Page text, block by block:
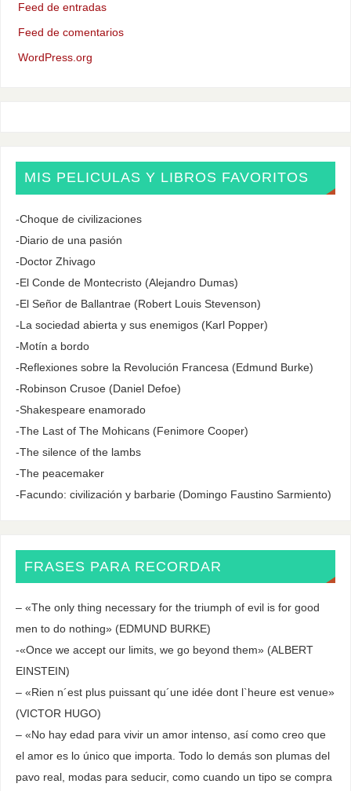
Feed de entradas
Feed de comentarios
WordPress.org
MIS PELICULAS Y LIBROS FAVORITOS
-Choque de civilizaciones
-Diario de una pasión
-Doctor Zhivago
-El Conde de Montecristo (Alejandro Dumas)
-El Señor de Ballantrae (Robert Louis Stevenson)
-La sociedad abierta y sus enemigos (Karl Popper)
-Motín a bordo
-Reflexiones sobre la Revolución Francesa (Edmund Burke)
-Robinson Crusoe (Daniel Defoe)
-Shakespeare enamorado
-The Last of The Mohicans (Fenimore Cooper)
-The silence of the lambs
-The peacemaker
-Facundo: civilización y barbarie (Domingo Faustino Sarmiento)
FRASES PARA RECORDAR
– «The only thing necessary for the triumph of evil is for good
men to do nothing» (EDMUND BURKE)
-«Once we accept our limits, we go beyond them» (ALBERT
EINSTEIN)
– «Rien n´est plus puissant qu´une idée dont l`heure est venue»
(VICTOR HUGO)
– «No hay edad para vivir un amor intenso, así como creo que
el amor es lo único que importa. Todo lo demás son plumas del
pavo real, modas para seducir, como cuando un tipo se compra